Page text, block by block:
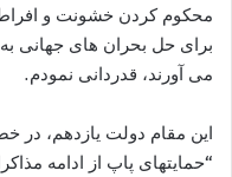
محکوم کردن خشونت و
برای حل بحران های جهانی
می آورند، قدردانی نمودم.
این مقام دولت یازدهم، در
“حمایتهای پاپ از ادامه